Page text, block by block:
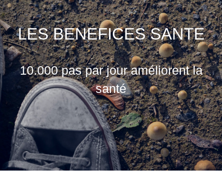
LES BENEFICES SANTE
10.000 pas par jour améliorent la
santé